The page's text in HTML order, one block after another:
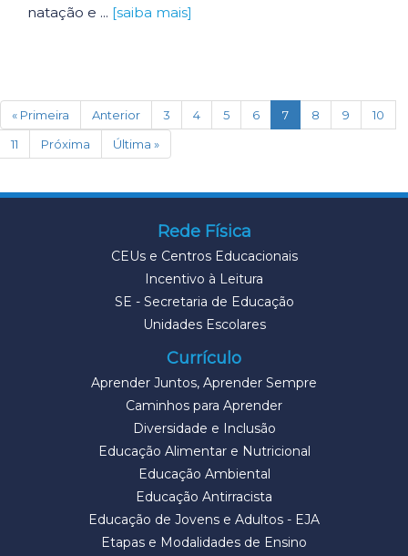
natação e ... [saiba mais]
« Primeira Anterior 3 4 5 6 7(current)
8 9
10
11
Próxima Última »
Rede Física
CEUs e Centros Educacionais
Incentivo à Leitura
SE - Secretaria de Educação
Unidades Escolares
Currículo
Aprender Juntos, Aprender Sempre
Caminhos para Aprender
Diversidade e Inclusão
Educação Alimentar e Nutricional
Educação Ambiental
Educação Antirracista
Educação de Jovens e Adultos - EJA
Etapas e Modalidades de Ensino